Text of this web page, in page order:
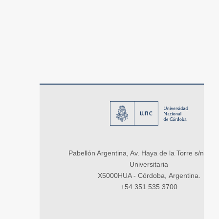
Pabellón Argentina, Av. Haya de la Torre s/n,
Universitaria
X5000HUA - Córdoba, Argentina.
+54 351 535 3700